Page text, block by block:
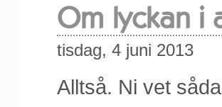
Om lyckan i
tisdag, 4 juni 2013
Alltså. Ni vet